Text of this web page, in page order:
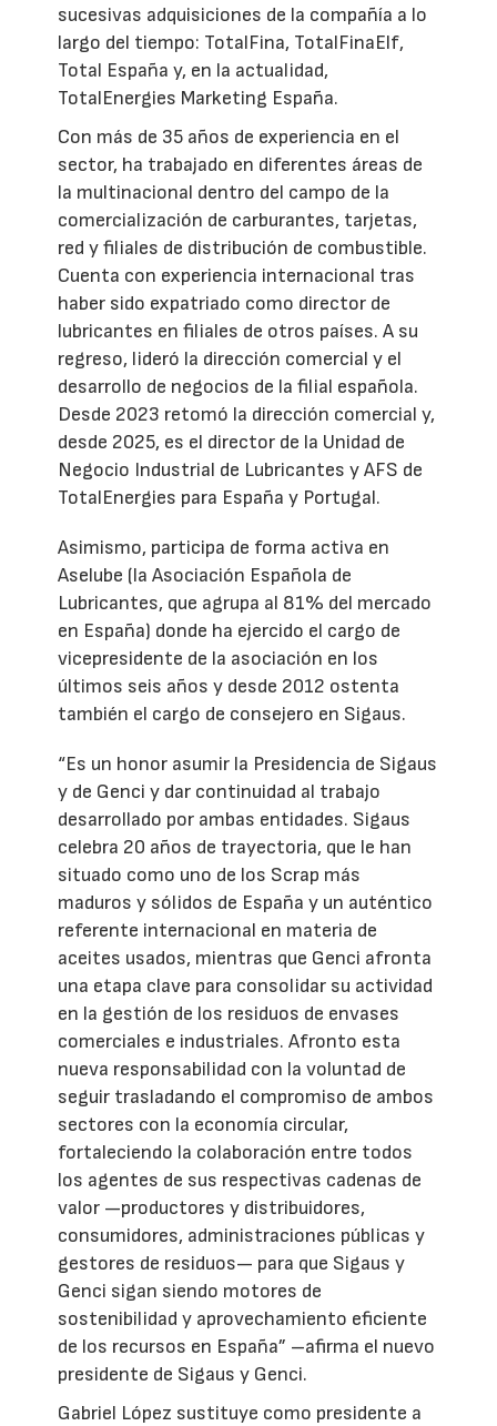
sucesivas adquisiciones de la compañía a lo
largo del tiempo: TotalFina, TotalFinaElf,
Total España y, en la actualidad,
TotalEnergies Marketing España.
Con más de 35 años de experiencia en el
sector, ha trabajado en diferentes áreas de
la multinacional dentro del campo de la
comercialización de carburantes, tarjetas,
red y filiales de distribución de combustible.
Cuenta con experiencia internacional tras
haber sido expatriado como director de
lubricantes en filiales de otros países. A su
regreso, lideró la dirección comercial y el
desarrollo de negocios de la filial española.
Desde 2023 retomó la dirección comercial y,
desde 2025, es el director de la Unidad de
Negocio Industrial de Lubricantes y AFS de
TotalEnergies para España y Portugal.
Asimismo, participa de forma activa en
Aselube (la Asociación Española de
Lubricantes, que agrupa al 81% del mercado
en España) donde ha ejercido el cargo de
vicepresidente de la asociación en los
últimos seis años y desde 2012 ostenta
también el cargo de consejero en Sigaus.
“Es un honor asumir la Presidencia de Sigaus
y de Genci y dar continuidad al trabajo
desarrollado por ambas entidades. Sigaus
celebra 20 años de trayectoria, que le han
situado como uno de los Scrap más
maduros y sólidos de España y un auténtico
referente internacional en materia de
aceites usados, mientras que Genci afronta
una etapa clave para consolidar su actividad
en la gestión de los residuos de envases
comerciales e industriales. Afronto esta
nueva responsabilidad con la voluntad de
seguir trasladando el compromiso de ambos
sectores con la economía circular,
fortaleciendo la colaboración entre todos
los agentes de sus respectivas cadenas de
valor —productores y distribuidores,
consumidores, administraciones públicas y
gestores de residuos— para que Sigaus y
Genci sigan siendo motores de
sostenibilidad y aprovechamiento eficiente
de los recursos en España” –afirma el nuevo
presidente de Sigaus y Genci.
Gabriel López sustituye como presidente a